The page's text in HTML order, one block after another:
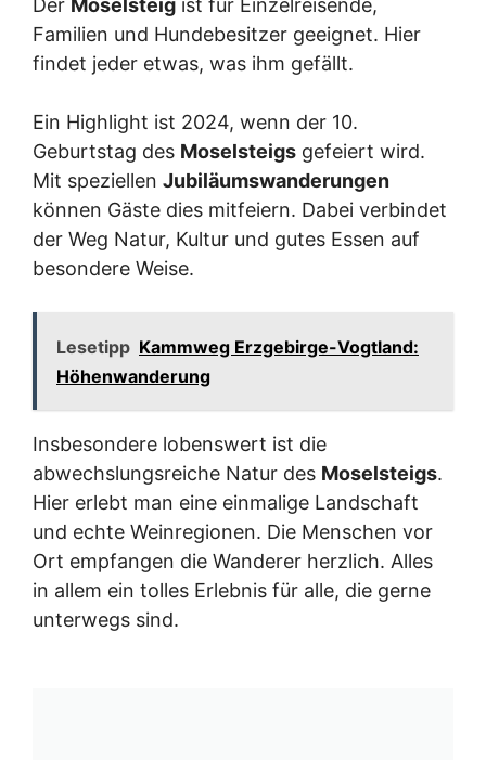
Der Moselsteig ist für Einzelreisende,
Familien und Hundebesitzer geeignet. Hier
findet jeder etwas, was ihm gefällt.
Ein Highlight ist 2024, wenn der 10.
Geburtstag des Moselsteigs gefeiert wird.
Mit speziellen Jubiläumswanderungen
können Gäste dies mitfeiern. Dabei verbindet
der Weg Natur, Kultur und gutes Essen auf
besondere Weise.
Lesetipp Kammweg Erzgebirge-Vogtland:
Höhenwanderung
Insbesondere lobenswert ist die
abwechslungsreiche Natur des Moselsteigs.
Hier erlebt man eine einmalige Landschaft
und echte Weinregionen. Die Menschen vor
Ort empfangen die Wanderer herzlich. Alles
in allem ein tolles Erlebnis für alle, die gerne
unterwegs sind.